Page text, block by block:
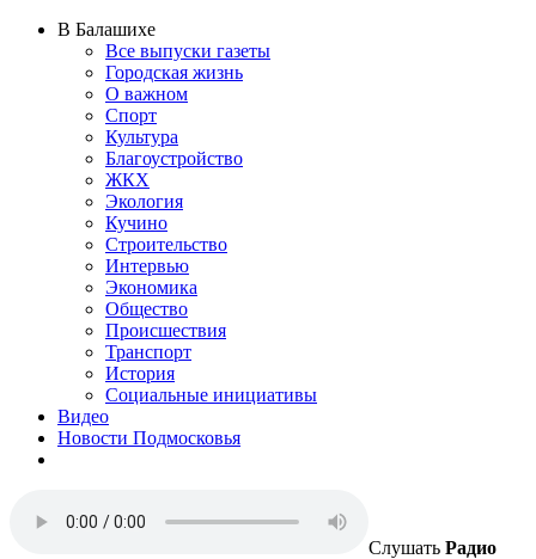
В Балашихе
Все выпуски газеты
Городская жизнь
О важном
Спорт
Культура
Благоустройство
ЖКХ
Экология
Кучино
Строительство
Интервью
Экономика
Общество
Происшествия
Транспорт
История
Социальные инициативы
Видео
Новости Подмосковья
Слушать Радио